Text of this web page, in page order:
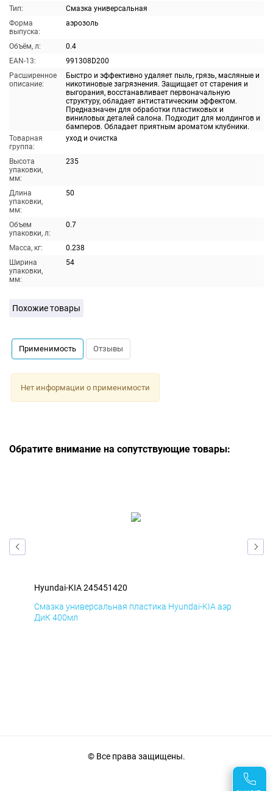
Тип:
Смазка универсальная
Форма
выпуска:
аэрозоль
Объём, л:
0.4
EAN-13:
991308D200
Расширенное
описание:
Быстро и эффективно удаляет пыль, грязь, масляные и
никотиновые загрязнения. Защищает от старения и
выгорания, восстанавливает первоначальную
структуру, обладает антистатическим эффектом.
Предназначен для обработки пластиковых и
виниловых деталей салона. Подходит для молдингов и
бамперов. Обладает приятным ароматом клубники.
Товарная
группа:
уход и очистка
Высота
упаковки,
мм:
235
Длина
упаковки,
мм:
50
Объем
упаковки, л:
0.7
Масса, кг:
0.238
Ширина
упаковки,
мм:
54
Похожие товары
Применимость Отзывы
Нет информации о применимости
Обратите внимание на сопутствующие товары:
Hyundai-KIA 245451420
Смазка универсальная пластика Hyundai-KIA аэр
ДиК 400мл
© Все права защищены.